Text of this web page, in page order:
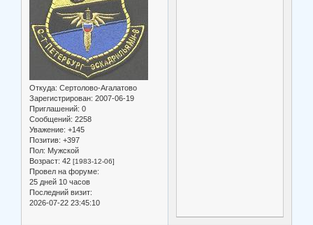
Откуда: Сертолово-Агалатово
Зарегистрирован: 2007-06-19
Приглашений: 0
Сообщений: 2258
Уважение: +145
Позитив: +397
Пол: Мужской
Возраст: 42 [1983-12-06]
Провел на форуме:
25 дней 10 часов
Последний визит:
2026-07-22 23:45:10